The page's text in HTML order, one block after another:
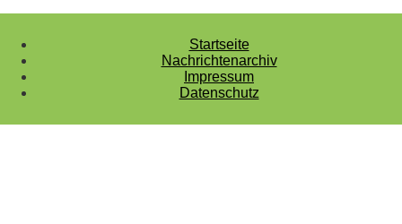
Startseite
Nachrichtenarchiv
Impressum
Datenschutz